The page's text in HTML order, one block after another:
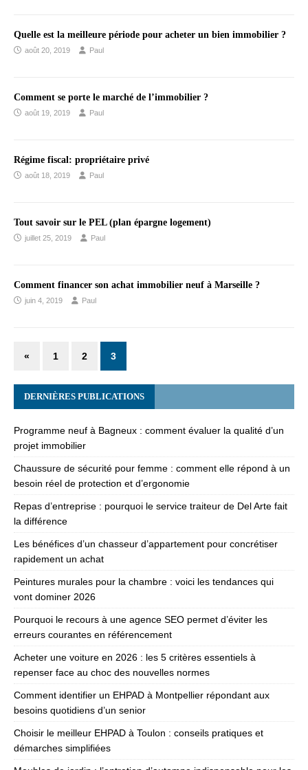
Quelle est la meilleure période pour acheter un bien immobilier ?
août 20, 2019 Paul
Comment se porte le marché de l’immobilier ?
août 19, 2019 Paul
Régime fiscal: propriétaire privé
août 18, 2019 Paul
Tout savoir sur le PEL (plan épargne logement)
juillet 25, 2019 Paul
Comment financer son achat immobilier neuf à Marseille ?
juin 4, 2019 Paul
« 1 2 3
DERNIÈRES PUBLICATIONS
Programme neuf à Bagneux : comment évaluer la qualité d’un
projet immobilier
Chaussure de sécurité pour femme : comment elle répond à un
besoin réel de protection et d’ergonomie
Repas d’entreprise : pourquoi le service traiteur de Del Arte fait
la différence
Les bénéfices d’un chasseur d’appartement pour concrétiser
rapidement un achat
Peintures murales pour la chambre : voici les tendances qui
vont dominer 2026
Pourquoi le recours à une agence SEO permet d’éviter les
erreurs courantes en référencement
Acheter une voiture en 2026 : les 5 critères essentiels à
repenser face au choc des nouvelles normes
Comment identifier un EHPAD à Montpellier répondant aux
besoins quotidiens d’un senior
Choisir le meilleur EHPAD à Toulon : conseils pratiques et
démarches simplifiées